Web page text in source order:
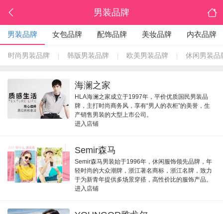
男装品牌
男装品牌 女包品牌 配饰品牌 美妆品牌 内衣品牌
时尚男装品牌 韩版男装品牌 欧美男装品牌 休闲男装品
海澜之家
HLA海澜之家成立于1997年，平价优质国民男装品
牌，主打时尚商务风，享有“男人的衣柜”的美誉，生
产销售男装的大型上市公司。
进入店铺
Semir森马
Semir森马男装始于1996年，休闲服饰领先品牌，年
轻时尚的大众潮牌，浙江著名商标，浙江名牌，致力
于为新青年提供多场景穿搭，高性价比的服饰产品。
进入店铺